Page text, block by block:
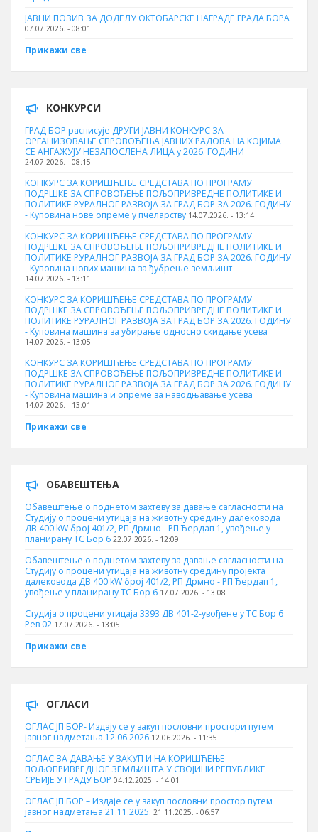
ЈАВНИ ПОЗИВ ЗА ДОДЕЛУ ОКТOБАРСКЕ НАГРАДЕ ГРАДА БОРА
07.07.2026. - 08:01
Прикажи све
КОНКУРСИ
ГРАД БОР расписује ДРУГИ ЈАВНИ КОНКУРС ЗА
ОРГАНИЗОВАЊЕ СПРОВОЂЕЊА ЈАВНИХ РАДОВА НА КОЈИМА
СЕ АНГАЖУЈУ НЕЗАПОСЛЕНА ЛИЦА у 2026. ГОДИНИ
24.07.2026. - 08:15
КОНКУРС ЗА КОРИШЋЕЊЕ СРЕДСТАВА ПО ПРОГРАМУ
ПОДРШКЕ ЗА СПРОВОЂЕЊЕ ПОЉОПРИВРЕДНЕ ПОЛИТИКЕ И
ПОЛИТИКЕ РУРАЛНОГ РАЗВОЈА ЗА ГРАД БОР ЗА 2026. ГОДИНУ
- Куповина нове опреме у пчеларству 14.07.2026. - 13:14
КОНКУРС ЗА КОРИШЋЕЊЕ СРЕДСТАВА ПО ПРОГРАМУ
ПОДРШКЕ ЗА СПРОВОЂЕЊЕ ПОЉОПРИВРЕДНЕ ПОЛИТИКЕ И
ПОЛИТИКЕ РУРАЛНОГ РАЗВОЈА ЗА ГРАД БОР ЗА 2026. ГОДИНУ
- Куповина нових машина за ђубрење земљишт
14.07.2026. - 13:11
КОНКУРС ЗА КОРИШЋЕЊЕ СРЕДСТАВА ПО ПРОГРАМУ
ПОДРШКЕ ЗА СПРОВОЂЕЊЕ ПОЉОПРИВРЕДНЕ ПОЛИТИКЕ И
ПОЛИТИКЕ РУРАЛНОГ РАЗВОЈА ЗА ГРАД БОР ЗА 2026. ГОДИНУ
- Куповинa машина за убирање односно скидање усева
14.07.2026. - 13:05
КОНКУРС ЗА КОРИШЋЕЊЕ СРЕДСТАВА ПО ПРОГРАМУ
ПОДРШКЕ ЗА СПРОВОЂЕЊЕ ПОЉОПРИВРЕДНЕ ПОЛИТИКЕ И
ПОЛИТИКЕ РУРАЛНОГ РАЗВОЈА ЗА ГРАД БОР ЗА 2026. ГОДИНУ
- Куповина машина и опреме за наводњавање усева
14.07.2026. - 13:01
Прикажи све
ОБАВЕШТЕЊА
Обавештење о поднетом захтеву за давање сагласности на
Студију о процени утицаја на животну средину далековода
ДВ 400 kW број 401/2, РП Дрмно - РП Ђердап 1, увођење у
планирану ТС Бор 6 22.07.2026. - 12:09
Обавештење о поднетом захтеву за давање сагласности на
Студију о процени утицаја на животну средину пројекта
далековода ДВ 400 kW број 401/2, РП Дрмно - РП Ђердап 1,
увођење у планирану ТС Бор 6 17.07.2026. - 13:08
Студија о процени утицаја 3393 ДВ 401-2-увођене у ТС Бор 6
Рев 02 17.07.2026. - 13:05
Прикажи све
ОГЛАСИ
ОГЛАС ЈП БОР- Издају се у закуп пословни простори путем
јавног надметања 12.06.2026 12.06.2026. - 11:35
ОГЛАС ЗА ДАВАЊЕ У ЗАКУП И НА КОРИШЋЕЊЕ
ПОЉОПРИВРЕДНОГ ЗЕМЉИШТА У СВОЈИНИ РЕПУБЛИКЕ
СРБИЈЕ У ГРАДУ БОР 04.12.2025. - 14:01
ОГЛАС ЈП БОР – Издаје се у закуп пословни простор путем
јавног надметања 21.11.2025. 21.11.2025. - 06:57